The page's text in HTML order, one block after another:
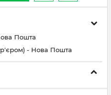
Пошта
- Нова Пошта